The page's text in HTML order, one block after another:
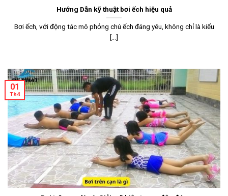
Hướng Dẫn kỹ thuật bơi ếch hiệu quả
Bơi ếch, với động tác mô phỏng chú ếch đáng yêu, không chỉ là kiểu
[...]
01
Th4